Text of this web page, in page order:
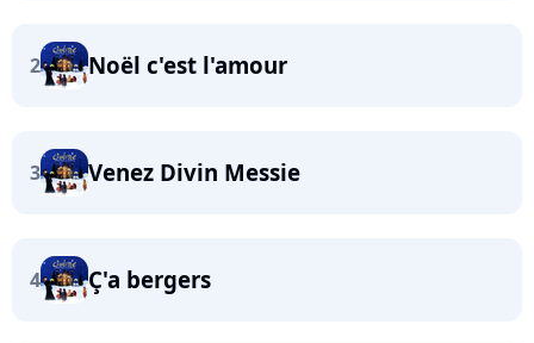
2 Noël c'est l'amour
3 Venez Divin Messie
4 Ç'a bergers